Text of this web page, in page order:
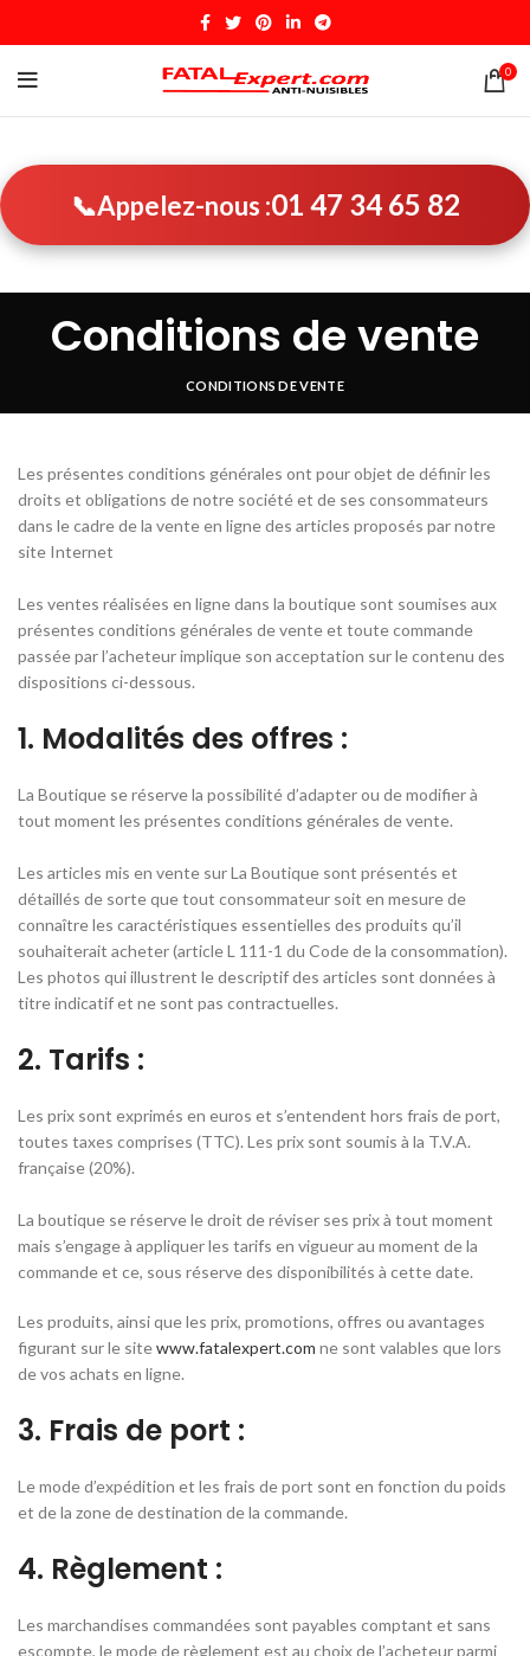
0
📞Appelez-nous :01 47 34 65 82
Conditions de vente
CONDITIONS DE VENTE
Les présentes conditions générales ont pour objet de définir les
droits et obligations de notre société et de ses consommateurs
dans le cadre de la vente en ligne des articles proposés par notre
site Internet
Les ventes réalisées en ligne dans la boutique sont soumises aux
présentes conditions générales de vente et toute commande
passée par l’acheteur implique son acceptation sur le contenu des
dispositions ci-dessous.
1. Modalités des offres :
La Boutique se réserve la possibilité d’adapter ou de modifier à
tout moment les présentes conditions générales de vente.
Les articles mis en vente sur La Boutique sont présentés et
détaillés de sorte que tout consommateur soit en mesure de
connaître les caractéristiques essentielles des produits qu’il
souhaiterait acheter (article L 111-1 du Code de la consommation).
Les photos qui illustrent le descriptif des articles sont données à
titre indicatif et ne sont pas contractuelles.
2. Tarifs :
Les prix sont exprimés en euros et s’entendent hors frais de port,
toutes taxes comprises (TTC). Les prix sont soumis à la T.V.A.
française (20%).
La boutique se réserve le droit de réviser ses prix à tout moment
mais s’engage à appliquer les tarifs en vigueur au moment de la
commande et ce, sous réserve des disponibilités à cette date.
Les produits, ainsi que les prix, promotions, offres ou avantages
figurant sur le sitewww.fatalexpert.com ne sont valables que lors
de vos achats en ligne.
3. Frais de port :
Le mode d’expédition et les frais de port sont en fonction du poids
et de la zone de destination de la commande.
4. Règlement :
Les marchandises commandées sont payables comptant et sans
escompte, le mode de règlement est au choix de l’acheteur parmi